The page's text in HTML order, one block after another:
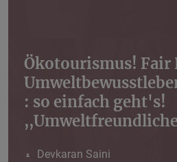
Ökotourismus! Fair
: so einfach geht's!
Devkaran Saini